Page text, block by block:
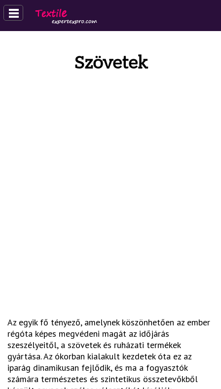
Szövetek
Az egyik fő tényező, amelynek köszönhetően az ember
régóta képes megvédeni magát az időjárás
szeszélyeitől, a szövetek és ruházati termékek
gyártása. Az ókorban kialakult kezdetek óta ez az
iparág dinamikusan fejlődik, és ma a fogyasztók
számára természetes és szintetikus összetevőkből